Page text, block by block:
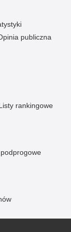
publiczna
rankingowe